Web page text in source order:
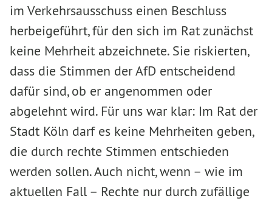
im Verkehrsausschuss einen Beschluss
herbeigeführt, für den sich im Rat zunächst
keine Mehrheit abzeichnete. Sie riskierten,
dass die Stimmen der AfD entscheidend
dafür sind, ob er angenommen oder
abgelehnt wird. Für uns war klar: Im Rat der
Stadt Köln darf es keine Mehrheiten geben,
die durch rechte Stimmen entschieden
werden sollen. Auch nicht, wenn – wie im
aktuellen Fall – Rechte nur durch zufällige